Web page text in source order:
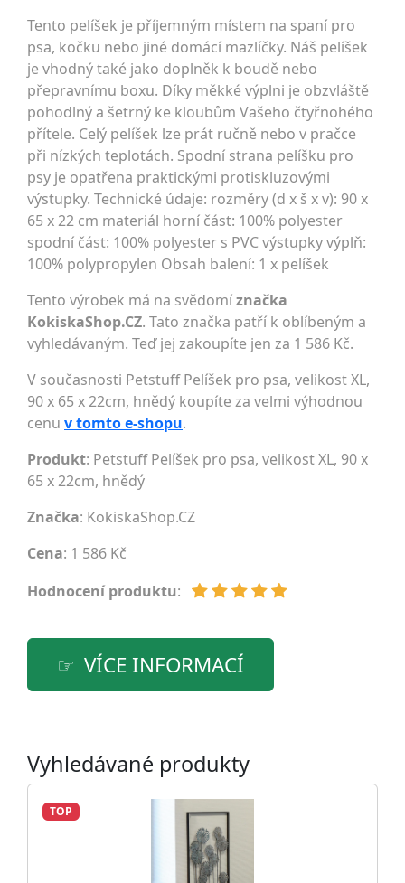
Tento pelíšek je příjemným místem na spaní pro
psa, kočku nebo jiné domácí mazlíčky. Náš pelíšek
je vhodný také jako doplněk k boudě nebo
přepravnímu boxu. Díky měkké výplni je obzvláště
pohodlný a šetrný ke kloubům Vašeho čtyřnohého
přítele. Celý pelíšek lze prát ručně nebo v pračce
při nízkých teplotách. Spodní strana pelíšku pro
psy je opatřena praktickými protiskluzovými
výstupky. Technické údaje: rozměry (d x š x v): 90 x
65 x 22 cm materiál horní část: 100% polyester
spodní část: 100% polyester s PVC výstupky výplň:
100% polypropylen Obsah balení: 1 x pelíšek
Tento výrobek má na svědomíznačka
KokiskaShop.CZ. Tato značka patří k oblíbeným a
vyhledávaným. Teď jej zakoupíte jen za 1 586 Kč.
V současnosti Petstuff Pelíšek pro psa, velikost XL,
90 x 65 x 22cm, hnědý koupíte za velmi výhodnou
cenu v tomto e-shopu.
Produkt: Petstuff Pelíšek pro psa, velikost XL, 90 x
65 x 22cm, hnědý
Značka: KokiskaShop.CZ
Cena: 1 586 Kč
Hodnocení produktu:
VÍCE INFORMACÍ
Vyhledávané produkty
TOP